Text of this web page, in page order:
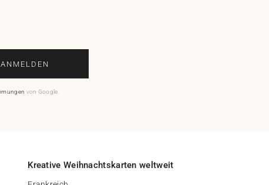
ANMELDEN
von Google.
Kreative Weihnachtskarten weltweit